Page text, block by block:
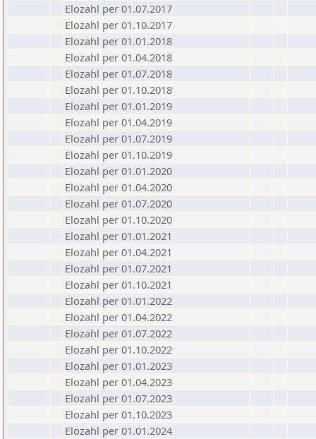
Elozahl per 01.07.2017
Elozahl per 01.10.2017
Elozahl per 01.01.2018
Elozahl per 01.04.2018
Elozahl per 01.07.2018
Elozahl per 01.10.2018
Elozahl per 01.01.2019
Elozahl per 01.04.2019
Elozahl per 01.07.2019
Elozahl per 01.10.2019
Elozahl per 01.01.2020
Elozahl per 01.04.2020
Elozahl per 01.07.2020
Elozahl per 01.10.2020
Elozahl per 01.01.2021
Elozahl per 01.04.2021
Elozahl per 01.07.2021
Elozahl per 01.10.2021
Elozahl per 01.01.2022
Elozahl per 01.04.2022
Elozahl per 01.07.2022
Elozahl per 01.10.2022
Elozahl per 01.01.2023
Elozahl per 01.04.2023
Elozahl per 01.07.2023
Elozahl per 01.10.2023
Elozahl per 01.01.2024